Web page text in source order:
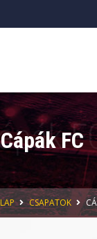
Cápák FC
CSAPATOK